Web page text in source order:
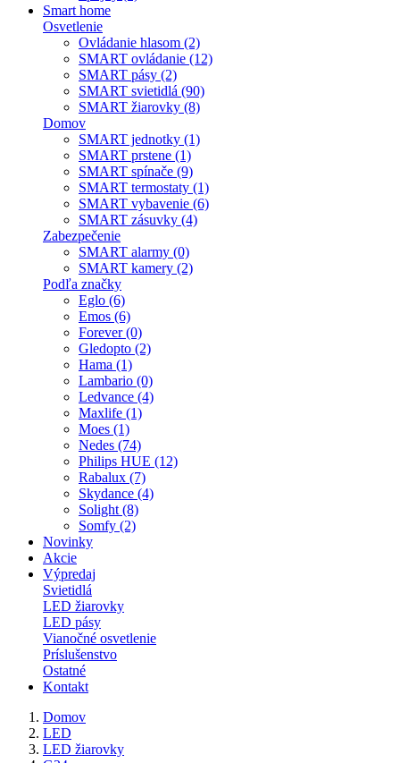
Smart home
Osvetlenie
Ovládanie hlasom (2)
SMART ovládanie (12)
SMART pásy (2)
SMART svietidlá (90)
SMART žiarovky (8)
Domov
SMART jednotky (1)
SMART prstene (1)
SMART spínače (9)
SMART termostaty (1)
SMART vybavenie (6)
SMART zásuvky (4)
Zabezpečenie
SMART alarmy (0)
SMART kamery (2)
Podľa značky
Eglo (6)
Emos (6)
Forever (0)
Gledopto (2)
Hama (1)
Lambario (0)
Ledvance (4)
Maxlife (1)
Moes (1)
Nedes (74)
Philips HUE (12)
Rabalux (7)
Skydance (4)
Solight (8)
Somfy (2)
Novinky
Akcie
Výpredaj
Svietidlá
LED žiarovky
LED pásy
Vianočné osvetlenie
Príslušenstvo
Ostatné
Kontakt
Domov
LED
LED žiarovky